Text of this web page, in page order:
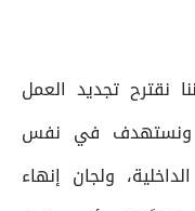
نقترح تجديد العمل
ونستهدف في نفس
ولجان إنهاء